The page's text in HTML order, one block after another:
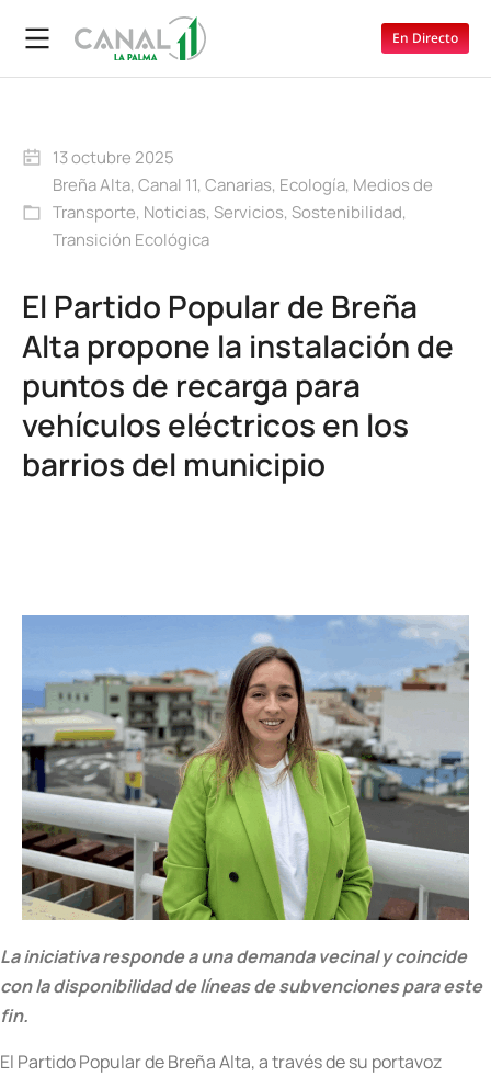
En Directo
13 octubre 2025
Breña Alta, Canal 11, Canarias, Ecología, Medios de
Transporte, Noticias, Servicios, Sostenibilidad,
Transición Ecológica
El Partido Popular de Breña
Alta propone la instalación de
puntos de recarga para
vehículos eléctricos en los
barrios del municipio
La iniciativa responde a una demanda vecinal y coincide
con la disponibilidad de líneas de subvenciones para este
fin.
El Partido Popular de Breña Alta, a través de su portavoz